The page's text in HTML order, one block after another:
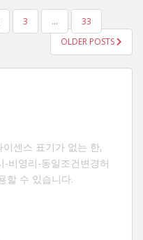
3 …
33
OLDER POSTS
센스 표기가 없는 한,
-비영리-동일조건변경허
할 수 있습니다.